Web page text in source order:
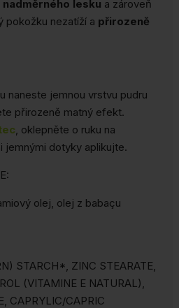
lesku a zároveň
pokožku nezatíží a přirozeně
naneste jemnou vrstvu pudru
přirozeně matný efekt.
, oklepněte o ruku na
jemnými dotyky aplikujte.
olej, olej z babaçu
STARCH*, ZINC STEARATE,
(VITAMINE E NATURAL),
CAPRYLIC/CAPRIC